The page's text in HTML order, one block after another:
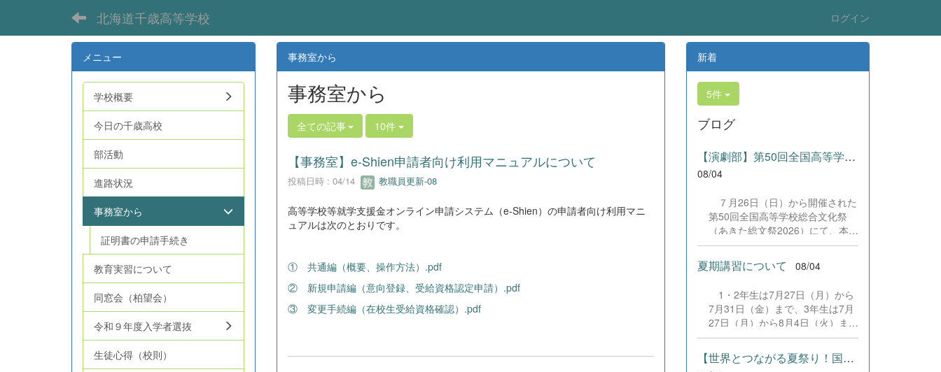
北海道千歳高等学校 ログイン
事務室から
事務室から
全ての記事 10件
【事務室】e-Shien申請者向け利用マニュアルについて
投稿日時 : 04/14 教職員更新-08
高等学校等就学支援金オンライン申請システム（e-Shien）の申請者向け利用マニ
ュアルは次のとおりです。
① 共通編（概要、操作方法）.pdf
② 新規申請編（意向登録、受給資格認定申請）.pdf
③ 変更手続編（在校生受給資格確認）.pdf
メニュー
学校概要
今日の千歳高校
部活動
進路状況
事務室から
証明書の申請手続き
教育実習について
同窓会（柏望会）
令和９年度入学者選抜
生徒心得（校則）
新着
5件
ブログ
【演劇部】第50回全国高等学校総合文化祭にて受賞!
08/04
７月26日（日）から開催された
第50回全国高等学校総合文化祭
（あきた総文祭2026）にて、本校
演劇部が「優良賞」及び「舞台美
術賞」を受賞いたしました。大会
当日は、本校の部員たちもこれま
分に発揮し、堂々と舞台に立ちま
した。緊張感のある全国の舞台に
おいて、一人一人が役割を果た
し、心を込めた演技と表現を披露
することができました。 また、
夏期講習について 08/04
1・2年生は7月27日（月）から
7月31日（金）まで、3年生は7月
27日（月）から8月4日（火）まで
の日程で、それぞれ学習に取り組
みました。多くの生徒が意欲的に
参加し、これまでの学習内容の復
【世界とつながる夏祭り！国際教養科の生徒が多文化共生ボランテ...